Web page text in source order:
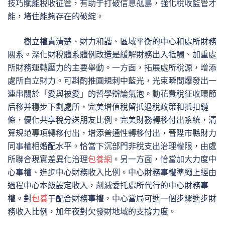
技巧賦能稅收征管，有助于打破信息孤島，強化稅收監管才
能，堵住能夠存在的破綻。
樹立權責清楚、財力和諧、區域平衡的中心和處所財務
關系。深化財稅體系體例改造是緩解財務出入牴觸、加重處
所財務運轉壓力的主要舉動。一方面，拓展處所稅源，增添
處所自立財力。可斟酌推圓規刺中藍光，光束瞬間爆發出一
連串關於「愛與被愛」的哲學辯論氣泡。動花費稅征收環節
后移并穩步下劃處所，完美增值稅留抵退稅政策和抵扣鏈
條，優化共享稅分送朋友比例。完美財務轉移付出系統，清
算規范專項轉移付出，增添普通性轉移付出，晉陞市縣財力
同事權相婚配水平。恰當下沉部門非稅支出治理權限，由處
所聯合現實差異化治理包養網 。另一方面，恰當加大力度中
心事權、進步中心財務收入比例。中心財務事權準繩上經由
過程中心本級設定收入，削減委托處所代行的中心財務事
權。對包養于配合財務事權，中心當局可進一個步驟進步財
務收入比例，加年夜對欠發財地域的支撐力度。